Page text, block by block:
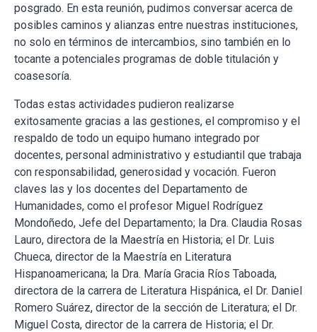
posgrado. En esta reunión, pudimos conversar acerca de
posibles caminos y alianzas entre nuestras instituciones,
no solo en términos de intercambios, sino también en lo
tocante a potenciales programas de doble titulación y
coasesoría.
Todas estas actividades pudieron realizarse
exitosamente gracias a las gestiones, el compromiso y el
respaldo de todo un equipo humano integrado por
docentes, personal administrativo y estudiantil que trabaja
con responsabilidad, generosidad y vocación. Fueron
claves las y los docentes del Departamento de
Humanidades, como el profesor Miguel Rodríguez
Mondoñedo, Jefe del Departamento; la Dra. Claudia Rosas
Lauro, directora de la Maestría en Historia; el Dr. Luis
Chueca, director de la Maestría en Literatura
Hispanoamericana; la Dra. María Gracia Ríos Taboada,
directora de la carrera de Literatura Hispánica, el Dr. Daniel
Romero Suárez, director de la sección de Literatura; el Dr.
Miguel Costa, director de la carrera de Historia; el Dr.